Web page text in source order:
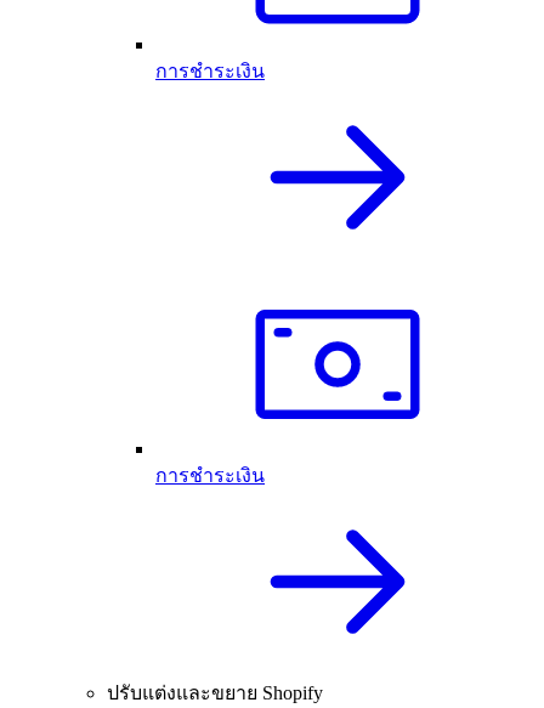
การชำระเงิน
การชำระเงิน
ปรับแต่งและขยาย Shopify